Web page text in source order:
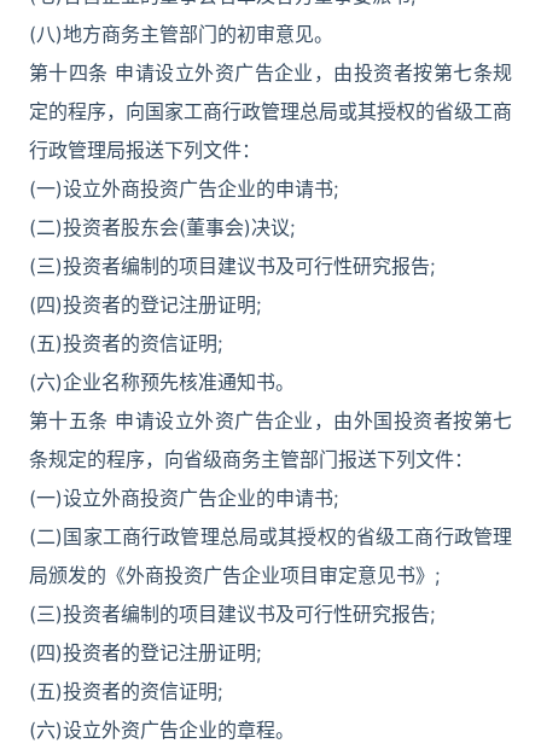
(八)地方商务主管部门的初审意见。
第十四条 申请设立外资广告企业，由投资者按第七条规
定的程序，向国家工商行政管理总局或其授权的省级工商
行政管理局报送下列文件：
(一)设立外商投资广告企业的申请书;
(二)投资者股东会(董事会)决议;
(三)投资者编制的项目建议书及可行性研究报告;
(四)投资者的登记注册证明;
(五)投资者的资信证明;
(六)企业名称预先核准通知书。
第十五条 申请设立外资广告企业，由外国投资者按第七
条规定的程序，向省级商务主管部门报送下列文件：
(一)设立外商投资广告企业的申请书;
(二)国家工商行政管理总局或其授权的省级工商行政管理
局颁发的《外商投资广告企业项目审定意见书》;
(三)投资者编制的项目建议书及可行性研究报告;
(四)投资者的登记注册证明;
(五)投资者的资信证明;
(六)设立外资广告企业的章程。